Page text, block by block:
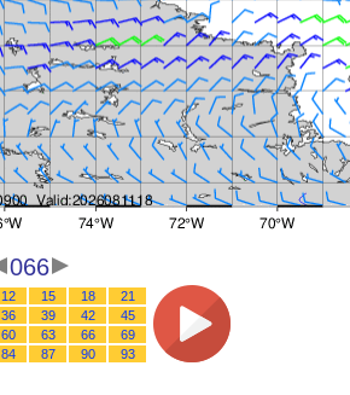
066
12 15 18
21
36 39 42
45
60 63 66
69
84 87 90 93